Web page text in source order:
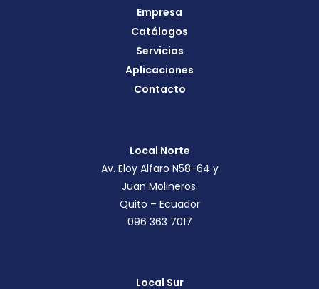
Empresa
Catálogos
Servicios
Aplicaciones
Contacto
Local Norte
Av. Eloy Alfaro N58-64 y
Juan Molineros.
Quito – Ecuador
096 363 7017
Local Sur